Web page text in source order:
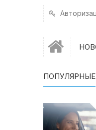
ПОПУЛЯРНЫЕ